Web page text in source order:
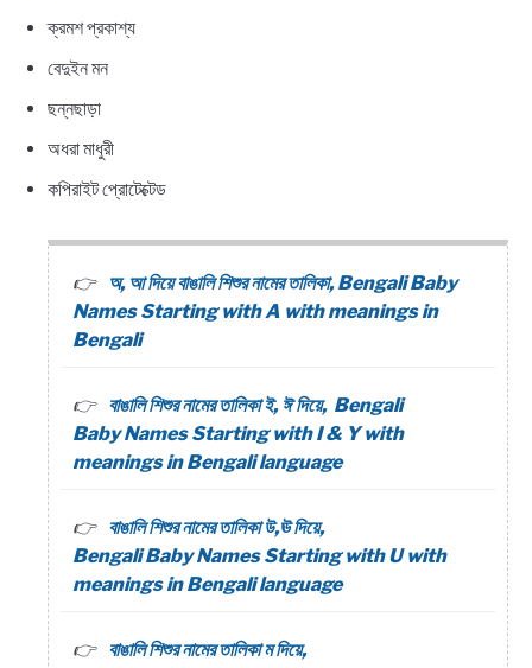
ক্রমশ প্রকাশ্য
বেদুইন মন
ছন্নছাড়া
অধরা মাধুরী
কপিরাইট প্রোটেক্টেড
অ, আ দিয়ে বাঙালি শিশুর নামের তালিকা, Bengali Baby
Names Starting with A with meanings in
Bengali
বাঙালি শিশুর নামের তালিকা ই, ঈ দিয়ে, Bengali
Baby Names Starting with I & Y with
meanings in Bengali language
বাঙালি শিশুর নামের তালিকা উ,ঊ দিয়ে,
Bengali Baby Names Starting with U with
meanings in Bengali language
বাঙালি শিশুর নামের তালিকা ম দিয়ে,